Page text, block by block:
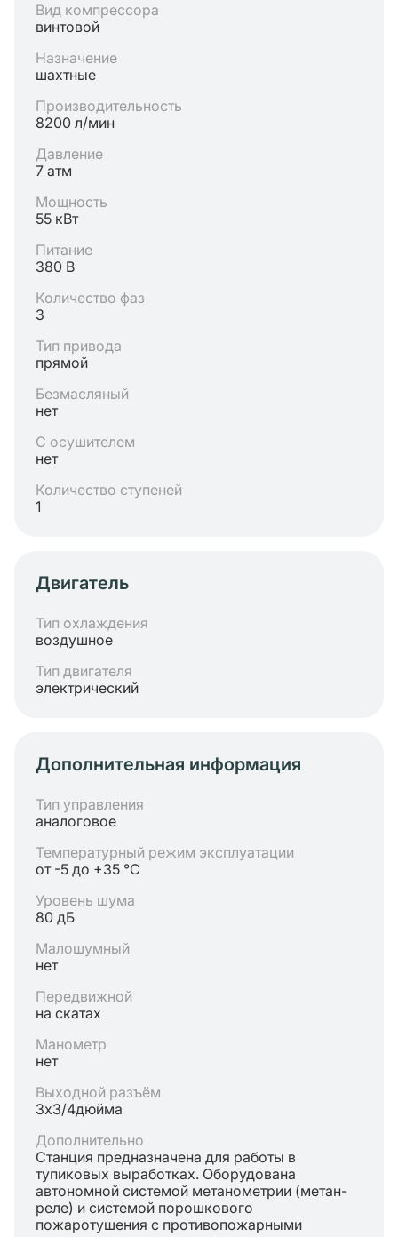
Вид компрессора
винтовой
Назначение
шахтные
Производительность
8200 л/мин
Давление
7 атм
Мощность
55 кВт
Питание
380 В
Количество фаз
3
Тип привода
прямой
Безмасляный
нет
С осушителем
нет
Количество ступеней
1
Двигатель
Тип охлаждения
воздушное
Тип двигателя
электрический
Дополнительная информация
Тип управления
аналоговое
Температурный режим эксплуатации
от -5 до +35 °C
Уровень шума
80 дБ
Малошумный
нет
Передвижной
на скатах
Манометр
нет
Выходной разъём
3х3/4дюйма
Дополнительно
Станция предназначена для работы в
тупиковых выработках. Оборудована
автономной системой метанометрии (метан-
реле) и системой порошкового
пожаротушения с противопожарными